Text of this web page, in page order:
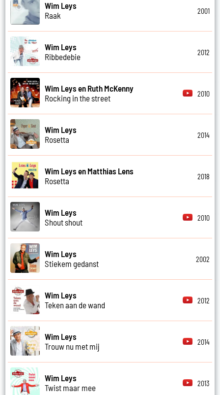
Wim Leys
Raak
2001
Wim Leys
Ribbedebie
2012
Wim Leys en Ruth McKenny
Rocking in the street
2010
Wim Leys
Rosetta
2014
Wim Leys en Matthias Lens
Rosetta
2018
Wim Leys
Shout shout
2010
Wim Leys
Stiekem gedanst
2002
Wim Leys
Teken aan de wand
2012
Wim Leys
Trouw nu met mij
2014
Wim Leys
Twist maar mee
2013